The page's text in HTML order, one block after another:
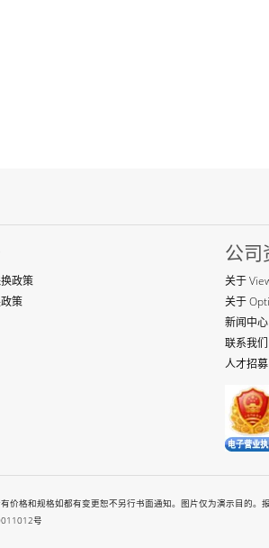
政策
策
公司
关于
关于
新闻中心
联系我们
人才招募
格和规格如都有变更恕不另行书面通知。图片仅为演示目的。
号